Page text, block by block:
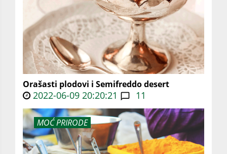
Orašasti plodovi i Semifreddo desert
2022-06-09 20:20:21 11
MOĆ PRIRODE